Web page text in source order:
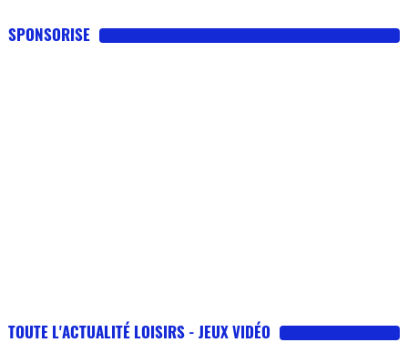
SPONSORISE
TOUTE L'ACTUALITÉ LOISIRS - JEUX VIDÉO